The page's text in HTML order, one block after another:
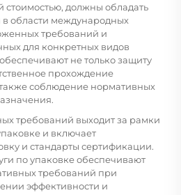
стоимостью, должны обладать
области международных
требований и
для конкретных видов
не только защиту
прохождение
соблюдение нормативных
требований выходит за рамки
и включает
и стандарты сертификации.
по упаковке обеспечивают
требований при
эффективности и